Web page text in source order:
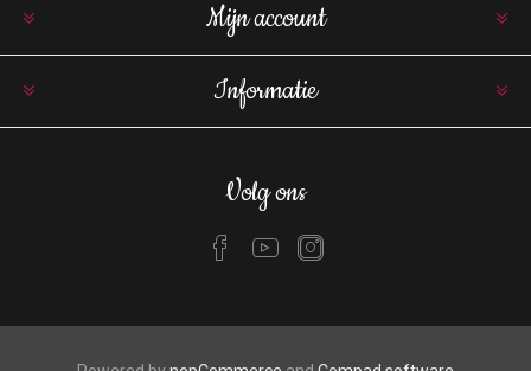
Mijn account
Informatie
Volg ons